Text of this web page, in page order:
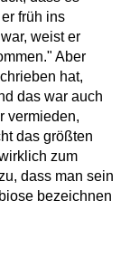
früh ins
weist er
Aber
hat,
das war auch
vermieden,
das größten
zum
dass man sein
bezeichnen